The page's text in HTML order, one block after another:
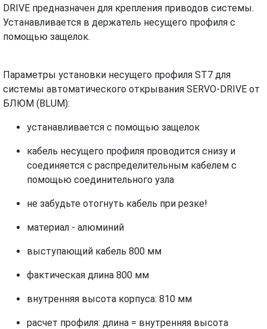
DRIVE предназначен для крепления приводов системы.
Устанавливается в держатель несущего профиля с
помощью защелок.
Параметры установки несущего профиля ST7 для
системы автоматического открывания SERVO-DRIVE от
БЛЮМ (BLUM):
устанавливается с помощью защелок
кабель несущего профиля проводится снизу и
соединяется с распределительным кабелем с
помощью соединительного узла
не забудьте отогнуть кабель при резке!
материал - алюминий
выступающий кабель 800 мм
фактическая длинa 800 мм
внутренняя высота корпуса: 810 мм
расчет профиля: длина = внутренняя высота